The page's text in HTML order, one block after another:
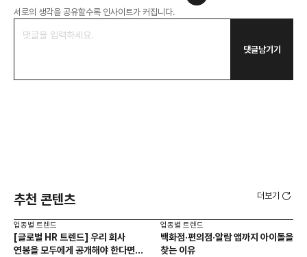
서로의 생각을 공유할수록 인사이트가 커집니다.
댓글남기기
추천 콘텐츠 더보기
업종별 트렌드
[글로벌 HR 트렌드] 우리 회사
연봉을 모두에게 공개해야 한다면? |
업종별 트렌드
백화점·편의점·알람 앱까지 아이돌을
찾는 이유